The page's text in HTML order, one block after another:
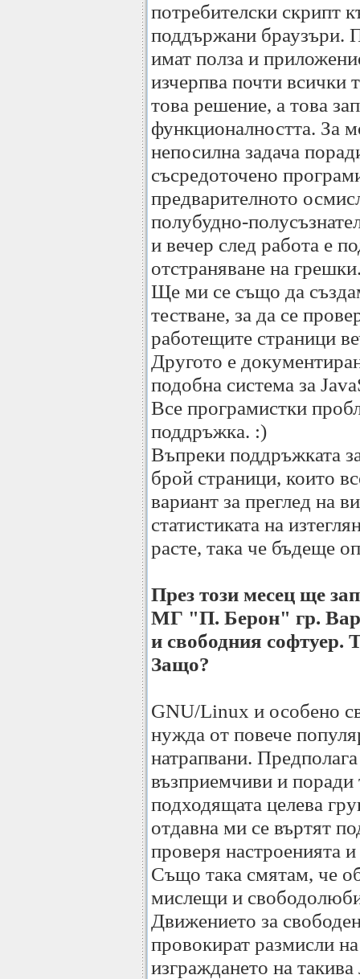
потребителски скрипт
поддържани браузъри.
имат полза и
изчерпва почти всички
това решение, а това
функционалността. За
непосилна задача
съсредоточено
предварителното
полубудно-
и вечер след работа е
отстраняване на
Ще ми се също да
тестване, за да се
работещите страници
Другото е
подобна система за
Все програмистки
поддръжка. :)
Въпреки поддръжката
брой страници, които
вариант за преглед на
статистиката на
расте, така че бъдеще
През този месец ще
МГ "П. Берон" гр.
и свободния софтуер.
Защо?
GNU/Linux и особено
нужда от повече
натрапвани.
възприемчиви и поради
подходящата целева
отдавна ми се въртят
проверя настроенията
Също така смятам, че
мислещи и
Движението за
провокират размисли
изграждането на